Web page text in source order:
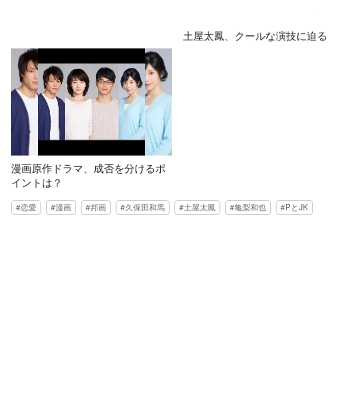
土屋太鳳、クールな演技に迫る
漫画原作ドラマ、成否を分けるポ
イントは？
恋愛 漫画 邦画 久保田和馬 土屋太鳳 亀梨和也 PとJK